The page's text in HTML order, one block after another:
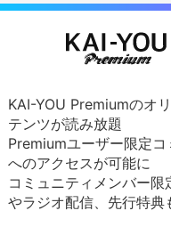
KAI-YOU Premiumのオ
テンツが読み放題
Premiumユーザー限定コ
へのアクセスが可能に
コミュニティメンバー限
やラジオ配信、先行特典